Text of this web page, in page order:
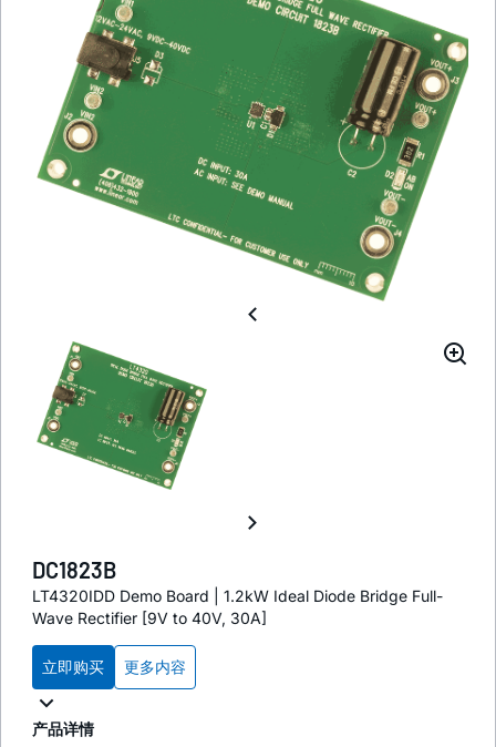
DC1823B
LT4320IDD Demo Board | 1.2kW Ideal Diode Bridge Full-
Wave Rectifier [9V to 40V, 30A]
立即购买 更多内容
产品详情